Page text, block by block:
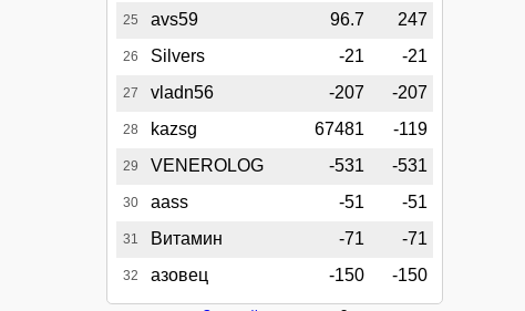
25 avs59 96.7 247
26 Silvers -21 -21
27 vladn56 -207 -207
28 kazsg 67481 -119
29 VENEROLOG -531 -531
30 aass -51 -51
31 Витамин -71 -71
32 азовец -150 -150